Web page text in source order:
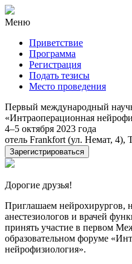
Меню
Приветствие
Программа
Регистрация
Подать тезисы
Место проведения
Первый международный
«Интраоперационная
4–5 октября 2023 года
отель Frankfort (ул. Немат, 4),
Зарегистрироваться
Дорогие друзья!
Приглашаем нейрохирургов,
анестезиологов и врачей
принять участие в первом
образовательном форуме
нейрофизиология».